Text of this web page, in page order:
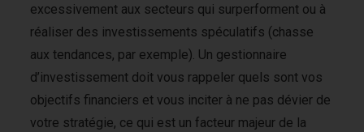
excessivement aux secteurs qui surperforment ou à
réaliser des investissements spéculatifs (chasse
aux tendances, par exemple). Un gestionnaire
d’investissement doit vous rappeler quels sont vos
objectifs financiers et vous inciter à ne pas dévier de
votre stratégie, ce qui est un facteur majeur de la